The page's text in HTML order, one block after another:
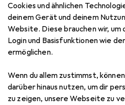
Cookies und ähnlichen
deinem Gerät und deinem
Website. Diese brauchen wir, um
Login und Basisfunktionen wie
ermöglichen.
Wenn du allem zustimmst,
darüber hinaus nutzen, um dir
zu zeigen, unsere Webseite zu
10 Bilder
Under Armour Tech
Trainingsshirt Herren
S
Preis in EUR inkl. MwSt.
EUR
39,38